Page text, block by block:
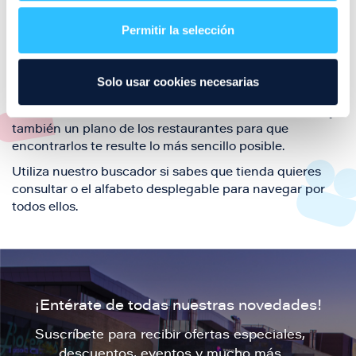
Permitir la selección
Solo usar cookies necesarias
también de nuestra oferta de ocio y shopping durante
tu visita.
El este directorio de restaurantes de Puerto Venecia
también un plano de los restaurantes para que
encontrarlos te resulte lo más sencillo posible.
Utiliza nuestro buscador si sabes que tienda quieres
consultar o el alfabeto desplegable para navegar por
todos ellos.
¡Entérate de todas nuestras novedades!
Suscríbete para recibir ofertas especiales,